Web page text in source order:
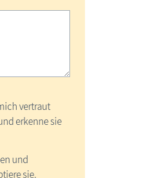
vertraut
erkenne sie
und
sie.